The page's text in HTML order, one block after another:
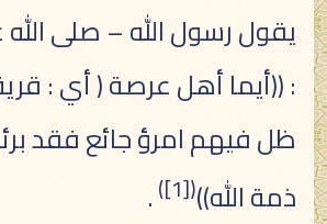
يقول رسول الله – صلى
: ((أيما أهل عرصة ( أي :
ظل فيهم امرؤ جائع فقد
ذمة الله))(
[1]
)
.